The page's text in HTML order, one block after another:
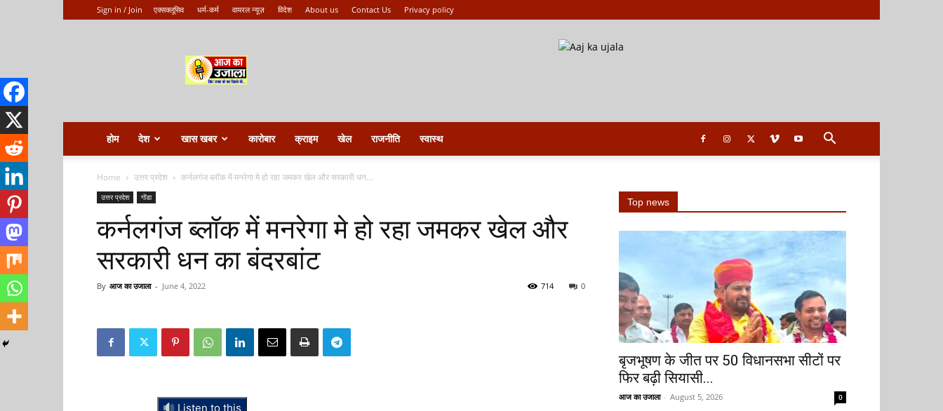
Sign in / Join एक्सक्लूसिव धर्म-कर्म वायरल न्यूज़ विदेश About us Contact Us Privacy policy
ka
ujala
होम देश खास खबर कारोबार क्राइम खेल राजनीति स्वास्थ
Home उत्तर प्रदेश कर्नलगंज ब्लॉक में मनरेगा मे हो रहा जमकर खेल और सरकारी धन...
उत्तर प्रदेश गोंडा
कर्नलगंज ब्लॉक में मनरेगा मे हो रहा जमकर खेल और
सरकारी धन का बंदरबांट
By आज का उजाला - June 4, 2022 0
714
Listen to this
Top news
बृजभूषण के जीत पर 50 विधानसभा सीटों पर
फिर बढ़ी सियासी...
आज का उजाला - August 5, 2026 0